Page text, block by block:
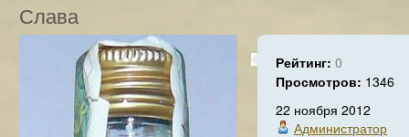
Слава
Рейтинг: 0
Просмотров: 1346
22 ноября 2012
Администратор